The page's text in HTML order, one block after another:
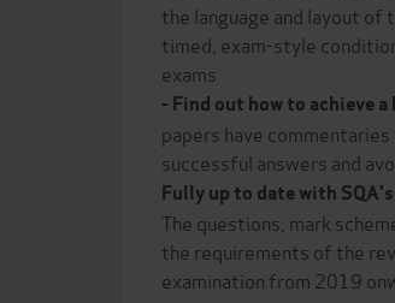
the language and layout of
timed, exam-style
exams
- Find out how to achieve
papers have
successful answers and
Fully up to date with
The questions, mark
the requirements of the
examination from 2019